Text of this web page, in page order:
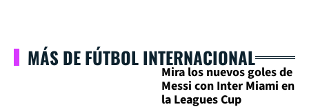
MÁS DE FÚTBOL INTERNACIONAL
Mira los nuevos goles de
Messi con Inter Miami en
la Leagues Cup